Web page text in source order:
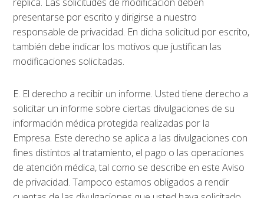
presentarse por escrito y dirigirse a nuestro
responsable de privacidad. En dicha solicitud por escrito,
también debe indicar los motivos que justifican las
modificaciones solicitadas.
E. El derecho a recibir un informe. Usted tiene derecho a
solicitar un informe sobre ciertas divulgaciones de su
información médica protegida realizadas por la
Empresa. Este derecho se aplica a las divulgaciones con
fines distintos al tratamiento, el pago o las operaciones
de atención médica, tal como se describe en este Aviso
de privacidad. Tampoco estamos obligados a rendir